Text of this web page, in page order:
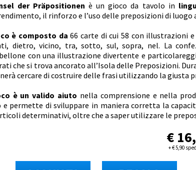
der Präpositionen è un gioco da tavolo in
il rinforzo e l’uso delle preposizioni di
è composto da66 carte di cui 58 con illustrazioni
dietro, vicino, tra, sotto, sul, sopra, nel. La
con una illustrazione divertente e
che si trova ancorato all’Isola delle Preposizioni.
cercare di costruire delle frasi utilizzando la giusta
è un valido aiuto nella comprensione e nella
e permette di sviluppare in maniera corretta la
determinativi, oltre che a saper utilizzare le
€
+€5,90